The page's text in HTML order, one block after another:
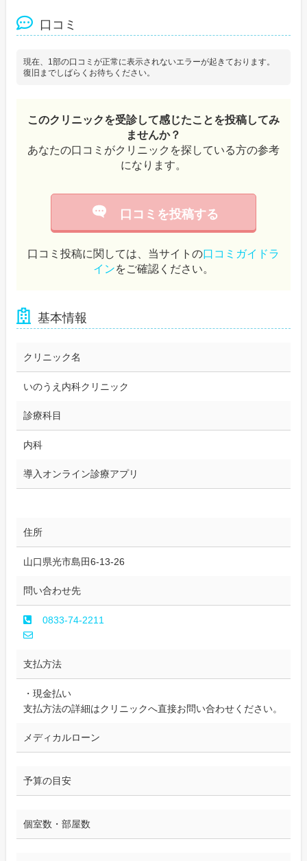
口コミ
現在、1部の口コミが正常に表示されないエラーが起きております。
復旧までしばらくお待ちください。
このクリニックを受診して感じたことを投稿してみ
ませんか？
あなたの口コミがクリニックを探している方の参考
になります。
口コミを投稿する
口コミ投稿に関しては、当サイトの口コミガイドラ
インをご確認ください。
基本情報
クリニック名
いのうえ内科クリニック
診療科目
内科
導入オンライン診療アプリ
住所
山口県光市島田6-13-26
問い合わせ先
0833-74-2211
支払方法
・現金払い
支払方法の詳細はクリニックへ直接お問い合わせください。
メディカルローン
予算の目安
個室数・部屋数